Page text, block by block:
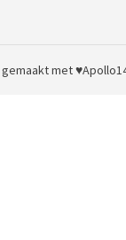
gemaakt met ♥